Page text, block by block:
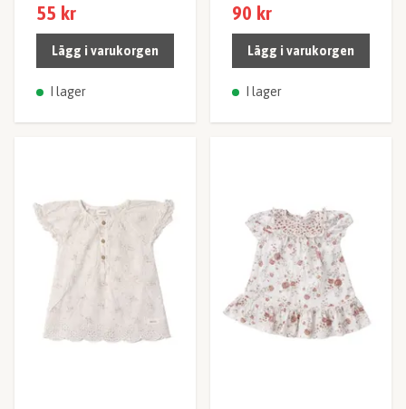
55 kr
Lägg i varukorgen
I lager
90 kr
Lägg i varukorgen
I lager